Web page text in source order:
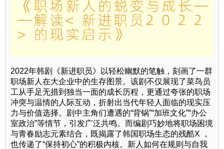
2022年韩剧《新进职员》以轻松幽默的笔触，刻画了一群
职场新人在大企业中的生存图景。该剧不仅展现了菜鸟员
工从手足无措到独当一面的成长历程，更通过夸张的职场
冲突与温情的人际互动，折射出当代年轻人面临的现实压
力与价值选择。剧中主角们遭遇的“背锅”“加班文化”“办公
室政治”等情节，引发广泛共鸣。而编剧巧妙地将职场困境
与青春励志元素结合，既揭露了韩国职场生态的残酷X ，
也传递了“保持初心”的积极内核。新人如何在规则与自我